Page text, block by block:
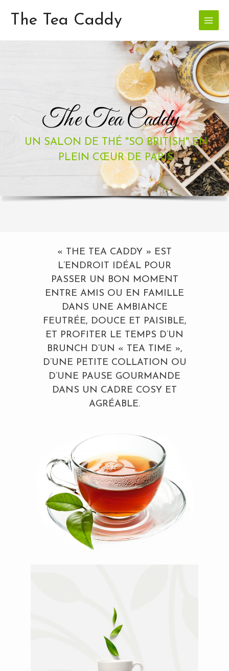
contentThe Tea Caddy
Main
Menu
The Tea Caddy
UN SALON DE THÉ "SO BRITISH" EN
PLEIN CŒUR DE PARIS
« THE TEA CADDY » EST
L’ENDROIT IDÉAL POUR
PASSER UN BON MOMENT
ENTRE AMIS OU EN FAMILLE
DANS UNE AMBIANCE
FEUTRÉE, DOUCE ET PAISIBLE,
ET PROFITER LE TEMPS D’UN
BRUNCH D’UN « TEA TIME »,
D’UNE PETITE COLLATION OU
D’UNE PAUSE GOURMANDE
DANS UN CADRE COSY ET
AGRÉABLE.